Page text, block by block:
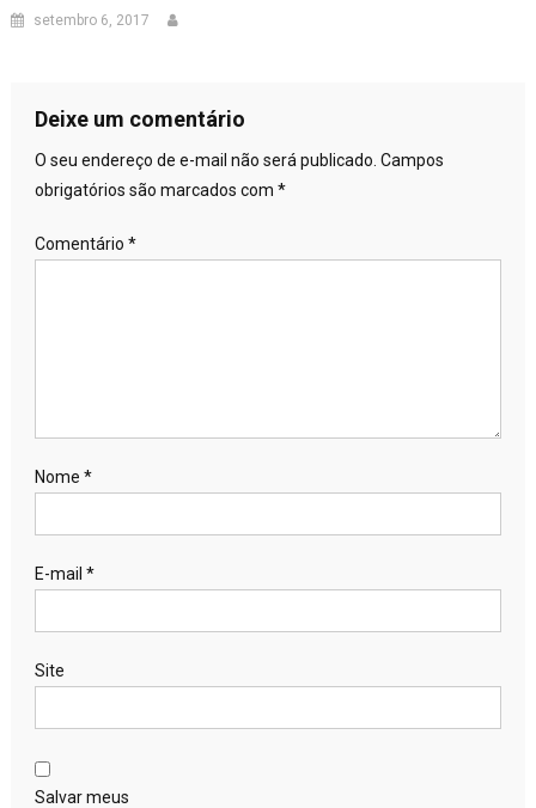
setembro 6, 2017
Deixe um comentário
O seu endereço de e-mail não será publicado. Campos
obrigatórios são marcados com *
Comentário *
Nome *
E-mail *
Site
Salvar meus